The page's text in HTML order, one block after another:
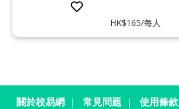
HK$165/每人
關於校易網 ｜ 常見問題 ｜ 使用條款